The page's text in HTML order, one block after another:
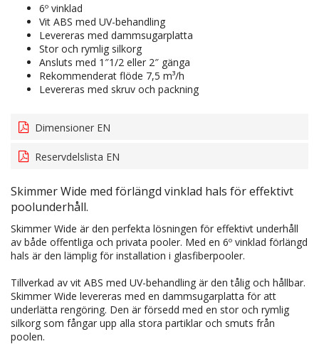
6º vinklad
Vit ABS med UV-behandling
Levereras med dammsugarplatta
Stor och rymlig silkorg
Ansluts med 1″1/2 eller 2″ gänga
Rekommenderat flöde 7,5 m³/h
Levereras med skruv och packning
Dimensioner EN
Reservdelslista EN
Skimmer Wide med förlängd vinklad hals för effektivt
poolunderhåll.
Skimmer Wide är den perfekta lösningen för effektivt underhåll
av både offentliga och privata pooler. Med en 6º vinklad förlängd
hals är den lämplig för installation i glasfiberpooler.
Tillverkad av vit ABS med UV-behandling är den tålig och hållbar.
Skimmer Wide levereras med en dammsugarplatta för att
underlätta rengöring. Den är försedd med en stor och rymlig
silkorg som fångar upp alla stora partiklar och smuts från
poolen.